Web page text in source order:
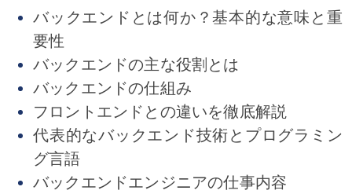
バックエンドとは何か？基本的な意味と重
要性
バックエンドの主な役割とは
バックエンドの仕組み
フロントエンドとの違いを徹底解説
代表的なバックエンド技術とプログラミン
グ言語
バックエンドエンジニアの仕事内容